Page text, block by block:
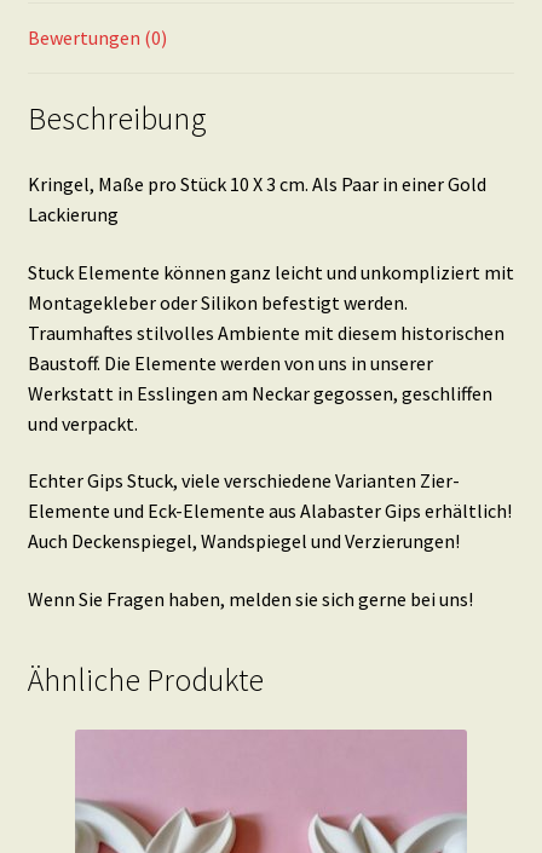
Gold
Bewertungen (0)
Beschreibung
Kringel, Maße pro Stück 10 X 3 cm. Als Paar in einer Gold
Lackierung
Stuck Elemente können ganz leicht und unkompliziert mit
Montagekleber oder Silikon befestigt werden.
Traumhaftes stilvolles Ambiente mit diesem historischen
Baustoff. Die Elemente werden von uns in unserer
Werkstatt in Esslingen am Neckar gegossen, geschliffen
und verpackt.
Echter Gips Stuck, viele verschiedene Varianten Zier-
Elemente und Eck-Elemente aus Alabaster Gips erhältlich!
Auch Deckenspiegel, Wandspiegel und Verzierungen!
Wenn Sie Fragen haben, melden sie sich gerne bei uns!
Ähnliche Produkte